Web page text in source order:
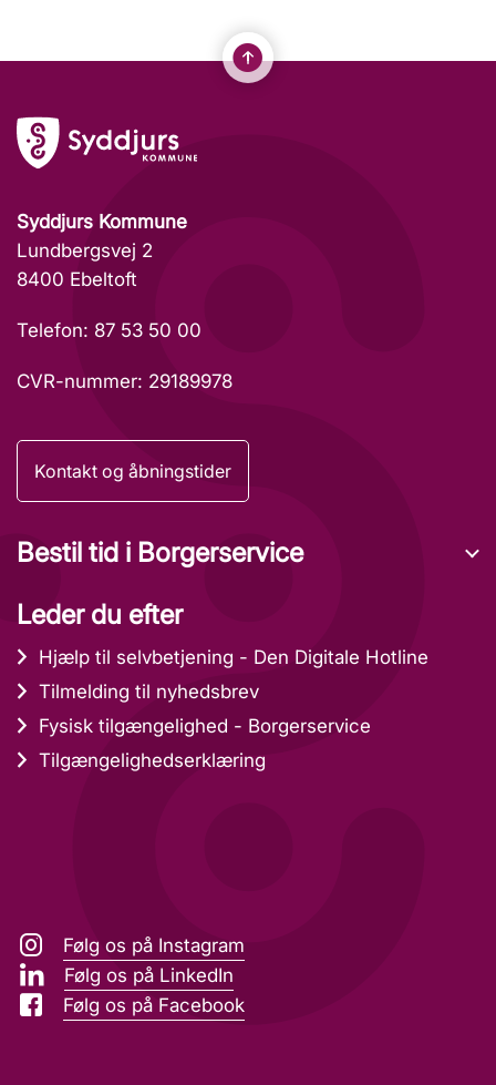
Syddjurs Kommune
Lundbergsvej 2
8400 Ebeltoft
Telefon: 87 53 50 00
CVR-nummer: 29189978
Kontakt og åbningstider
Bestil tid i Borgerservice
Leder du efter
Hjælp til selvbetjening - Den Digitale Hotline
Tilmelding til nyhedsbrev
Fysisk tilgængelighed - Borgerservice
Tilgængelighedserklæring
Følg os på Instagram
Følg os på LinkedIn
Følg os på Facebook